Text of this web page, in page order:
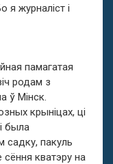
я журналіст і
памагатая
родам з
ў Мінск.
крыніцах, ці
была
садку, пакуль
кватэру на